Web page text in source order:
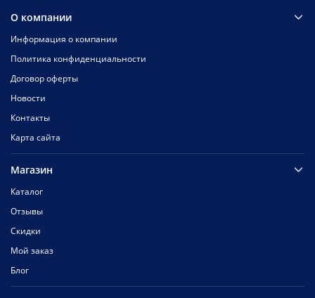
О компании
Информация о компании
Политика конфиденциальности
Договор оферты
Новости
Контакты
Карта сайта
Магазин
Каталог
Отзывы
Скидки
Мой заказ
Блог